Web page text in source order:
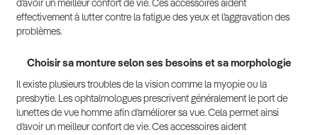
d’avoir un meilleur confort de vie. Ces accessoires aident
effectivement à lutter contre la fatigue des yeux et l’aggravation des
problèmes.
Choisir sa monture selon ses besoins et sa morphologie
Il existe plusieurs troubles de la vision comme la myopie ou la
presbytie. Les ophtalmologues prescrivent généralement le port de
lunettes de vue homme afin d’améliorer sa vue. Cela permet ainsi
d’avoir un meilleur confort de vie. Ces accessoires aident